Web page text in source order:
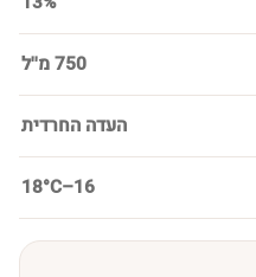
750 מ''ל
העדה החרדית
16–18°C